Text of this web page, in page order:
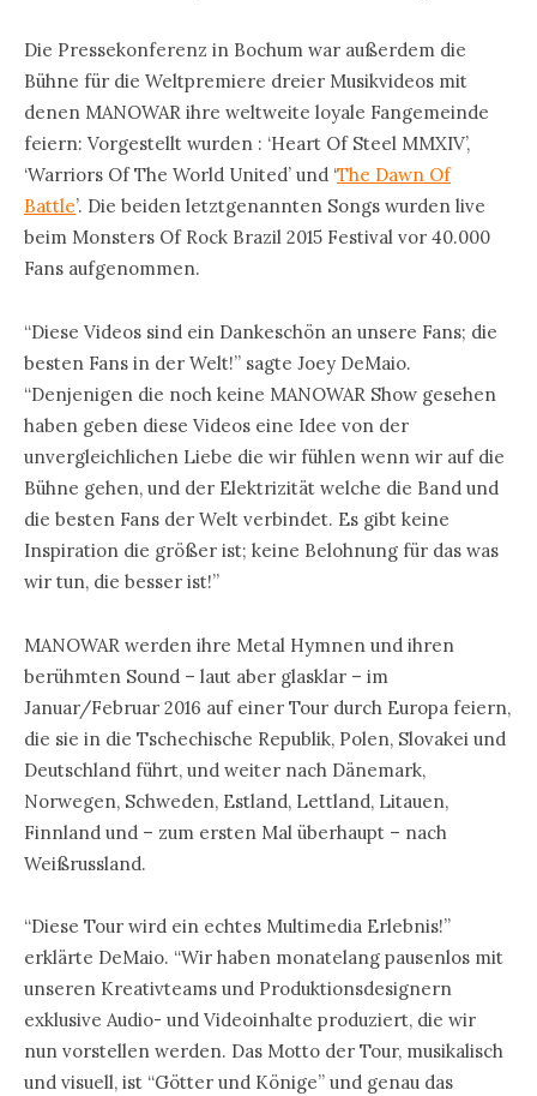
Die Pressekonferenz in Bochum war außerdem die
Bühne für die Weltpremiere dreier Musikvideos mit
denen MANOWAR ihre weltweite loyale Fangemeinde
feiern: Vorgestellt wurden : ‘Heart Of Steel MMXIV’,
‘Warriors Of The World United’ und ‘The Dawn Of
Battle’. Die beiden letztgenannten Songs wurden live
beim Monsters Of Rock Brazil 2015 Festival vor 40.000
Fans aufgenommen.
“Diese Videos sind ein Dankeschön an unsere Fans; die
besten Fans in der Welt!” sagte Joey DeMaio.
“Denjenigen die noch keine MANOWAR Show gesehen
haben geben diese Videos eine Idee von der
unvergleichlichen Liebe die wir fühlen wenn wir auf die
Bühne gehen, und der Elektrizität welche die Band und
die besten Fans der Welt verbindet. Es gibt keine
Inspiration die größer ist; keine Belohnung für das was
wir tun, die besser ist!”
MANOWAR werden ihre Metal Hymnen und ihren
berühmten Sound – laut aber glasklar – im
Januar/Februar 2016 auf einer Tour durch Europa feiern,
die sie in die Tschechische Republik, Polen, Slovakei und
Deutschland führt, und weiter nach Dänemark,
Norwegen, Schweden, Estland, Lettland, Litauen,
Finnland und – zum ersten Mal überhaupt – nach
Weißrussland.
“Diese Tour wird ein echtes Multimedia Erlebnis!”
erklärte DeMaio. “Wir haben monatelang pausenlos mit
unseren Kreativteams und Produktionsdesignern
exklusive Audio- und Videoinhalte produziert, die wir
nun vorstellen werden. Das Motto der Tour, musikalisch
und visuell, ist “Götter und Könige” und genau das